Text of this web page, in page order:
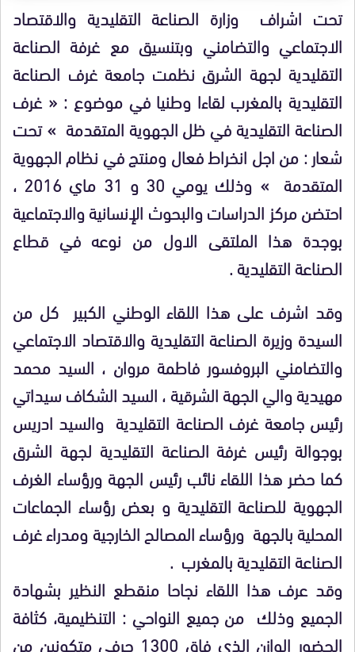
تحت اشراف وزارة الصناعة التقليدية والاقتصاد
الاجتماعي والتضامني وبتنسيق مع غرفة الصناعة
التقليدية لجهة الشرق نظمت جامعة غرف الصناعة
التقليدية بالمغرب لقاءا وطنيا في موضوع : « غرف
الصناعة التقليدية في ظل الجهوية المتقدمة » تحت
شعار : من اجل انخراط فعال ومنتج في نظام الجهوية
المتقدمة » وذلك يومي 30 و 31 ماي 2016 ،
احتضن مركز الدراسات والبحوث الإنسانية والاجتماعية
بوجدة هذا الملتقى الاول من نوعه في قطاع
الصناعة التقليدية .
وقد اشرف على هذا اللقاء الوطني الكبير كل من
السيدة وزيرة الصناعة التقليدية والاقتصاد الاجتماعي
والتضامني البروفسور فاطمة مروان ، السيد محمد
مهيدية والي الجهة الشرقية ، السيد الشكاف سيداتي
رئيس جامعة غرف الصناعة التقليدية والسيد ادريس
بوجوالة رئيس غرفة الصناعة التقليدية لجهة الشرق
كما حضر هذا اللقاء نائب رئيس الجهة ورؤساء الغرف
الجهوية للصناعة التقليدية و بعض رؤساء الجماعات
المحلية بالجهة ورؤساء المصالح الخارجية ومدراء غرف
الصناعة التقليدية بالمغرب .
وقد عرف هذا اللقاء نجاحا منقطع النظير بشهادة
الجميع وذلك من جميع النواحي : التنظيمية، كثافة
الحضور الوازن الذي فاق 1300 حرفي متكونين من